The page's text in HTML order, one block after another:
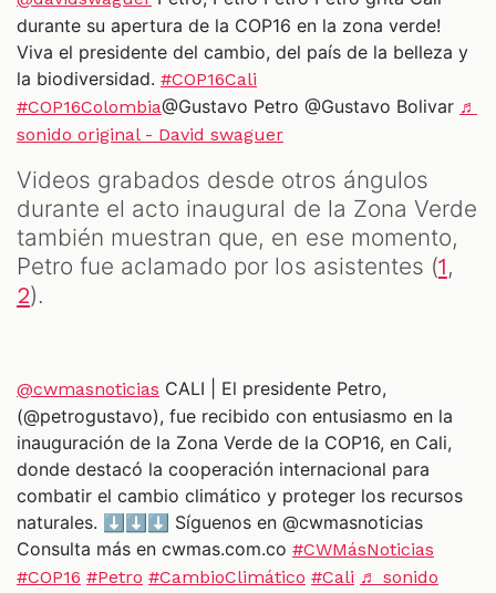
durante su apertura de la COP16 en la zona verde!
Viva el presidente del cambio, del país de la belleza y
la biodiversidad. #COP16Cali
#COP16Colombia@Gustavo Petro @Gustavo Bolivar ♬
sonido original - David swaguer
Videos grabados desde otros ángulos
durante el acto inaugural de la Zona Verde
también muestran que, en ese momento,
Petro fue aclamado por los asistentes (1,
2).
@cwmasnoticias CALI | El presidente Petro,
(@petrogustavo), fue recibido con entusiasmo en la
inauguración de la Zona Verde de la COP16, en Cali,
donde destacó la cooperación internacional para
combatir el cambio climático y proteger los recursos
naturales. ⬇️⬇️⬇️ Síguenos en @cwmasnoticias
Consulta más en cwmas.com.co #CWMásNoticias
#COP16 #Petro #CambioClimático #Cali ♬ sonido